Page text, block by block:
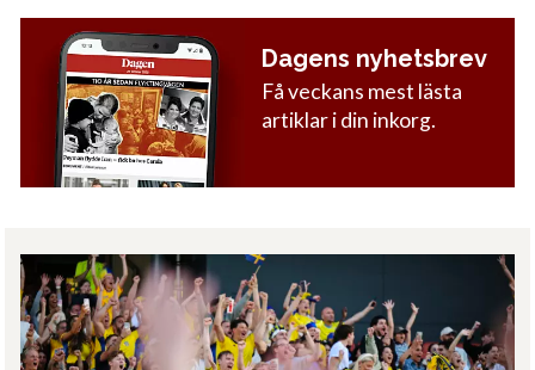
Dagens nyhetsbrev
Få veckans mest lästa
artiklar i din inkorg.